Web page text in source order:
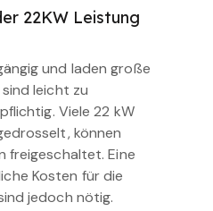
22KW Leistung
und laden große
leicht zu
Viele 22 kW
können
freigeschaltet. Eine
Kosten für die
jedoch nötig.